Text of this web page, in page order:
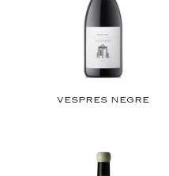
VESPRES NEGRE